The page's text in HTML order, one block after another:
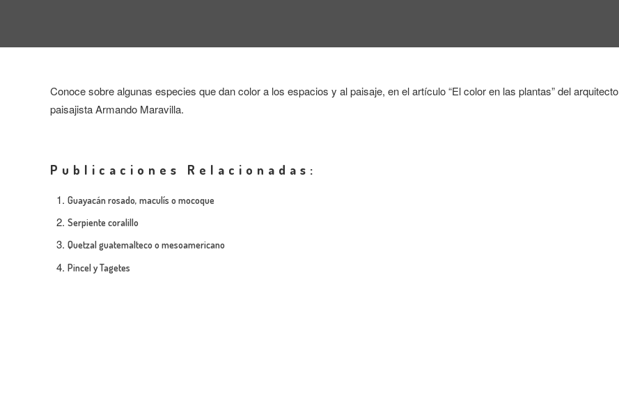
Conoce sobre algunas especies que dan color a los espacios y al paisaje, en el artículo “El color en las plantas” del arquitecto
paisajista Armando Maravilla.
Publicaciones Relacionadas:
Guayacán rosado, maculís o mocoque
Serpiente coralillo
Quetzal guatemalteco o mesoamericano
Pincel y Tagetes